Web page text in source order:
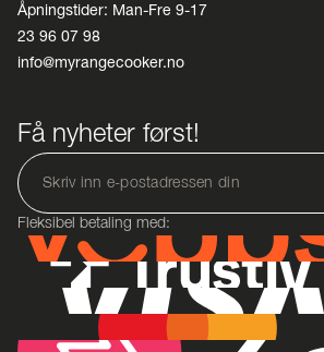
Åpningstider: Man-Fre 9-17
23 96 07 98
info@myrangecooker.no
Få nyheter først!
Fleksibel betaling med: